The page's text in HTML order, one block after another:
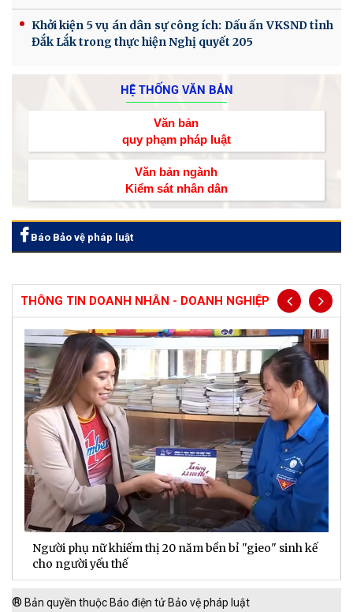
Khởi kiện 5 vụ án dân sự công ích: Dấu ấn VKSND tỉnh
Đắk Lắk trong thực hiện Nghị quyết 205
HỆ THỐNG VĂN BẢN
Văn bản
quy phạm pháp luật
Văn bản ngành
Kiểm sát nhân dân
Báo Bảo vệ pháp luật
THÔNG TIN DOANH NHÂN - DOANH NGHIỆP
Người phụ nữ khiếm thị 20 năm bền bỉ "gieo" sinh kế
cho người yếu thế
® Bản quyền thuộc Báo điện tử Bảo vệ pháp luật